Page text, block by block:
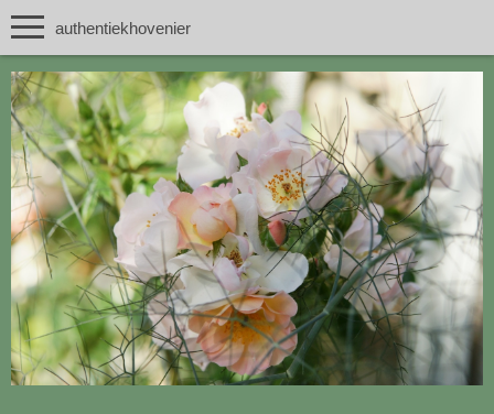
authentiekhovenier